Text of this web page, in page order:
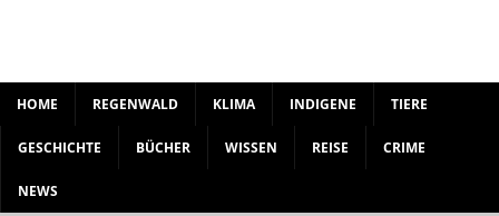
HOME REGENWALD KLIMA INDIGENE TIERE
GESCHICHTE BÜCHER WISSEN REISE CRIME
NEWS